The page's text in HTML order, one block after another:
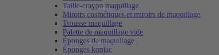
Taille-crayon maquillage
Miroirs cosmétiques et miroirs de maquillage
Trousse maquillage
Palette de maquillage vide
Éponges de maquillage
Éponges konjac